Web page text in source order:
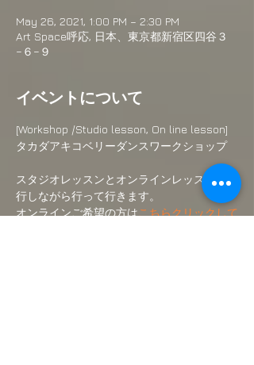
May 26, 2021, 1:00 PM – 2:30 PM
Art Space呼応, 日本、東京都新宿区四谷３
−６−９
イベントについて
[Workshop /Studio lesson, On line lesson]
タカダアキコベリーダンスワークショップ
スタジオレッスンとオンラインレッスンを並
行しながら行って行きます。
オンラインご希望の方は こちらクリックして